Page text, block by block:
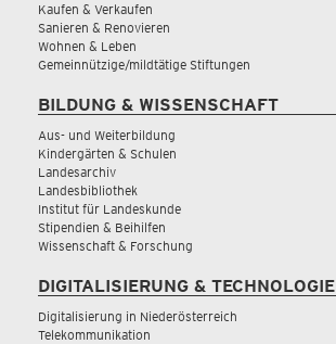
Kaufen & Verkaufen
Sanieren & Renovieren
Wohnen & Leben
Gemeinnützige/mildtätige Stiftungen
BILDUNG & WISSENSCHAFT
Aus- und Weiterbildung
Kindergärten & Schulen
Landesarchiv
Landesbibliothek
Institut für Landeskunde
Stipendien & Beihilfen
Wissenschaft & Forschung
DIGITALISIERUNG & TECHNOLOGIE
Digitalisierung in Niederösterreich
Telekommunikation